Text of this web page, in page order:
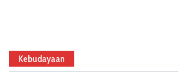
Kebudayaan